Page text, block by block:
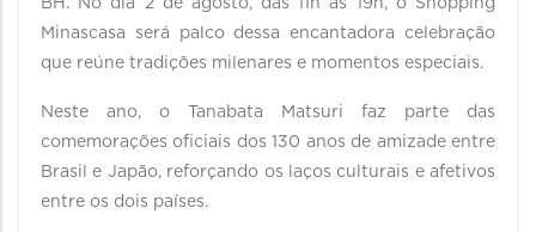
BH. No dia 2 de agosto, das 11h às 19h, o Shopping
Minascasa será palco dessa encantadora celebração
que reúne tradições milenares e momentos especiais.
Neste ano, o Tanabata Matsuri faz parte das
comemorações oficiais dos 130 anos de amizade entre
Brasil e Japão, reforçando os laços culturais e afetivos
entre os dois países.